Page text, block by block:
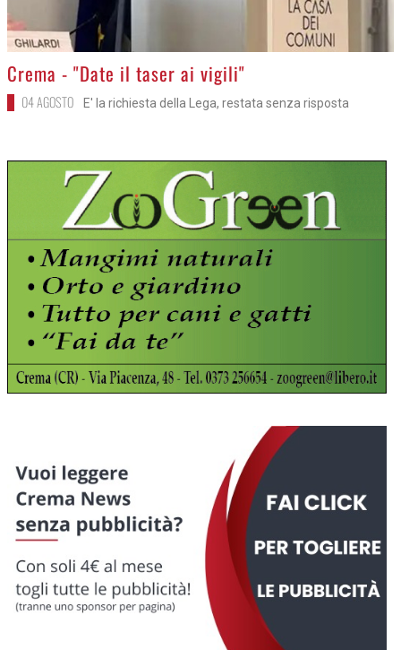
>
Crema - "Date il taser ai vigili"
04 AGOSTO E' la richiesta della Lega, restata senza risposta